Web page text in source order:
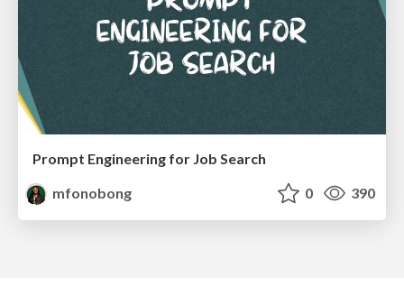
Prompt Engineering for Job Search
mfonobong
0 390